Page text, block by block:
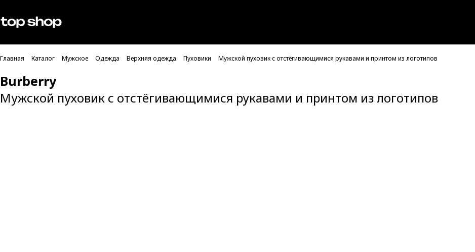
Проверка хлебных крошек
Главная Каталог Мужское Одежда Верхняя одежда Пуховики Мужской пуховик с отстёгивающимися рукавами и принтом из логотипов
Burberry
Мужской пуховик с отстёгивающимися рукавами и принтом из логотипов